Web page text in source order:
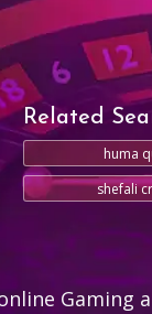
Related
huma
shefali
Gaming